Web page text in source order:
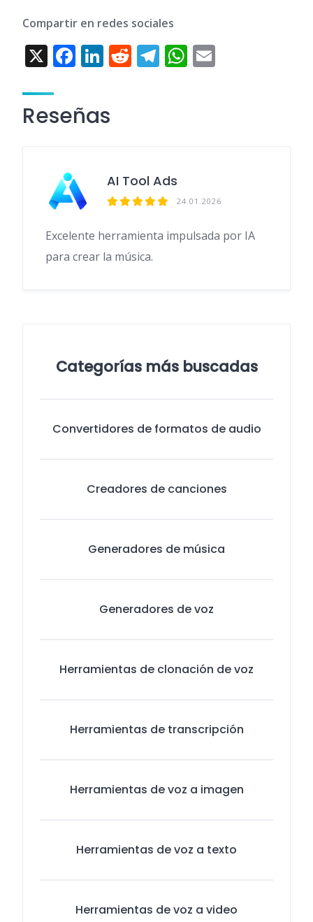
Compartir en redes sociales
X F
e
b
k
Li
e
R T W
Reseñas
AI Tool Ads
24.01.2026
Excelente herramienta impulsada por IA
para crear la música.
Categorías más buscadas
Convertidores de formatos de audio
Creadores de canciones
Generadores de música
Generadores de voz
Herramientas de clonación de voz
Herramientas de transcripción
Herramientas de voz a imagen
Herramientas de voz a texto
Herramientas de voz a video